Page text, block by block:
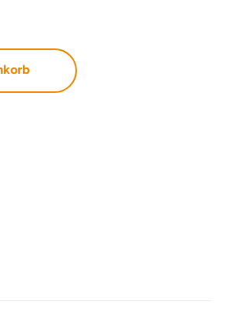
Wert ein oder